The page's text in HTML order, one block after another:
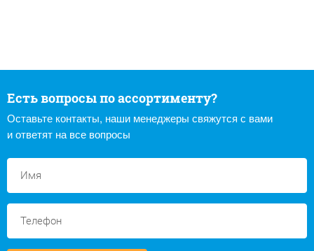
Есть вопросы по ассортименту?
Оставьте контакты, наши менеджеры свяжутся с вами
и ответят на все вопросы